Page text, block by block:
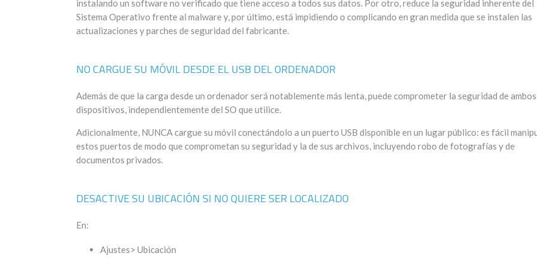
instalando un software no verificado que tiene acceso a todos sus datos. Por otro, reduce la seguridad inherente del
Sistema Operativo frente al malware y, por último, está impidiendo o complicando en gran medida que se instalen las
actualizaciones y parches de seguridad del fabricante.
NO CARGUE SU MÓVIL DESDE EL USB DEL ORDENADOR
Además de que la carga desde un ordenador será notablemente más lenta, puede comprometer la seguridad de ambos
dispositivos, independientemente del SO que utilice.
Adicionalmente, NUNCA cargue su móvil conectándolo a un puerto USB disponible en un lugar público: es fácil
estos puertos de modo que comprometan su seguridad y la de sus archivos, incluyendo robo de fotografías y de
documentos privados.
DESACTIVE SU UBICACIÓN SI NO QUIERE SER LOCALIZADO
En:
Ajustes> Ubicación